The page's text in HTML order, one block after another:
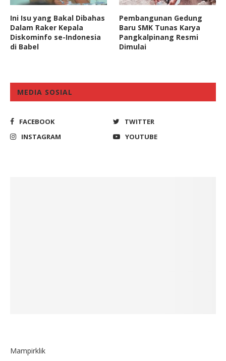
Ini Isu yang Bakal Dibahas
Dalam Raker Kepala
Diskominfo se-Indonesia
di Babel
Pembangunan Gedung
Baru SMK Tunas Karya
Pangkalpinang Resmi
Dimulai
MEDIA SOSIAL
FACEBOOK
TWITTER
INSTAGRAM
YOUTUBE
Mampirklik